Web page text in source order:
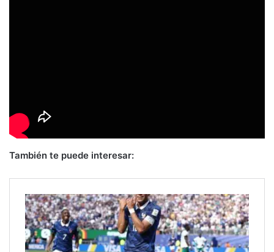
También te puede interesar: